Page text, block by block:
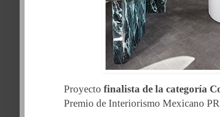
Proyecto finalista de la categoría
Premio de Interiorismo Mexicano